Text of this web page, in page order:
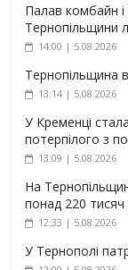
Палав комбайн і
Тернопільщини
14:00 | 5.08.2026
Тернопільщина
13:14 | 5.08.2026
У Кременці
потерпілого з
13:09 | 5.08.2026
На
понад 220 тисяч
12:33 | 5.08.2026
У Тернополі